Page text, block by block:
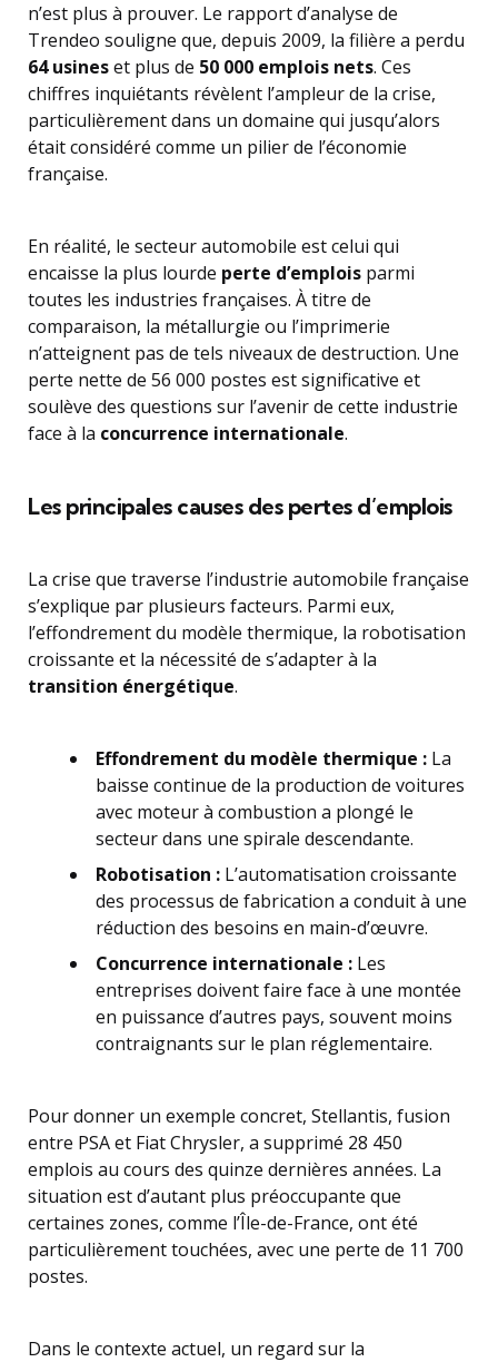
n’est plus à prouver. Le rapport d’analyse de
Trendeo souligne que, depuis 2009, la filière a perdu
64 usineset plus de 50 000 emplois nets. Ces
chiffres inquiétants révèlent l’ampleur de la crise,
particulièrement dans un domaine qui jusqu’alors
était considéré comme un pilier de l’économie
française.
En réalité, le secteur automobile est celui qui
encaisse la plus lourde perte d’emplois parmi
toutes les industries françaises. À titre de
comparaison, la métallurgie ou l’imprimerie
n’atteignent pas de tels niveaux de destruction. Une
perte nette de 56 000 postes est significative et
soulève des questions sur l’avenir de cette industrie
face à la concurrence internationale.
Les principales causes des pertes d’emplois
La crise que traverse l’industrie automobile française
s’explique par plusieurs facteurs. Parmi eux,
l’effondrement du modèle thermique, la robotisation
croissante et la nécessité de s’adapter à la
transition énergétique.
Effondrement du modèle thermique : La
baisse continue de la production de voitures
avec moteur à combustion a plongé le
secteur dans une spirale descendante.
Robotisation : L’automatisation croissante
des processus de fabrication a conduit à une
réduction des besoins en main-d’œuvre.
Concurrence internationale : Les
entreprises doivent faire face à une montée
en puissance d’autres pays, souvent moins
contraignants sur le plan réglementaire.
Pour donner un exemple concret, Stellantis, fusion
entre PSA et Fiat Chrysler, a supprimé 28 450
emplois au cours des quinze dernières années. La
situation est d’autant plus préoccupante que
certaines zones, comme l’Île-de-France, ont été
particulièrement touchées, avec une perte de 11 700
postes.
Dans le contexte actuel, un regard sur la